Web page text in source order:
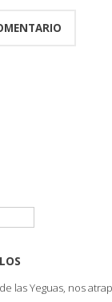
las Yeguas, nos